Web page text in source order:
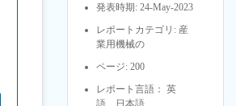
発表時期: 24-May-2023
レポートカテゴリ: 産
業用機械の
ページ: 200
レポート言語： 英
語、日本語